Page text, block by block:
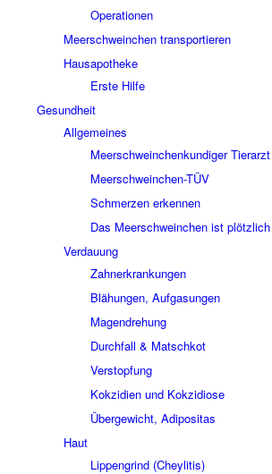
Operationen
Meerschweinchen transportieren
Hausapotheke
Erste Hilfe
Gesundheit
Allgemeines
Meerschweinchenkundiger Tierarzt
Meerschweinchen-TÜV
Schmerzen erkennen
Das Meerschweinchen ist
Verdauung
Zahnerkrankungen
Blähungen, Aufgasungen
Magendrehung
Durchfall & Matschkot
Verstopfung
Kokzidien und Kokzidiose
Übergewicht, Adipositas
Haut
Lippengrind (Cheylitis)